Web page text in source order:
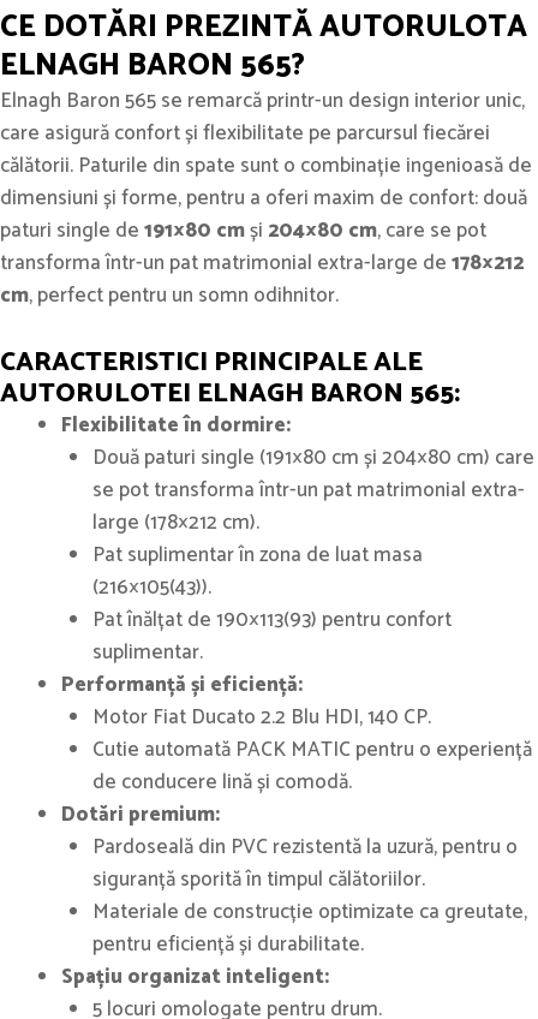
CE DOTĂRI PREZINTĂ AUTORULOTA
ELNAGH BARON 565?
Elnagh Baron 565 se remarcă printr-un design interior unic,
care asigură confort și flexibilitate pe parcursul fiecărei
călătorii. Paturile din spate sunt o combinație ingenioasă de
dimensiuni și forme, pentru a oferi maxim de confort: două
paturi single de191×80 cmși 204×80 cm, care se pot
transforma într-un pat matrimonial extra-large de178×212
cm, perfect pentru un somn odihnitor.
CARACTERISTICI PRINCIPALE ALE
AUTORULOTEI ELNAGH BARON 565:
Flexibilitate în dormire:
Două paturi single (191×80 cm și 204×80 cm) care
se pot transforma într-un pat matrimonial extra-
large (178×212 cm).
Pat suplimentar în zona de luat masa
(216×105(43)).
Pat înălțat de 190×113(93) pentru confort
suplimentar.
Performanță și eficiență:
Motor Fiat Ducato 2.2 Blu HDI, 140 CP.
Cutie automată PACK MATIC pentru o experiență
de conducere lină și comodă.
Dotări premium:
Pardoseală din PVC rezistentă la uzură, pentru o
siguranță sporită în timpul călătoriilor.
Materiale de construcție optimizate ca greutate,
pentru eficiență și durabilitate.
Spațiu organizat inteligent:
5 locuri omologate pentru drum.